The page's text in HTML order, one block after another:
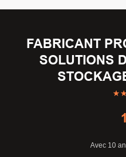
FABRICANT
SOLUTIONS
Avec 10